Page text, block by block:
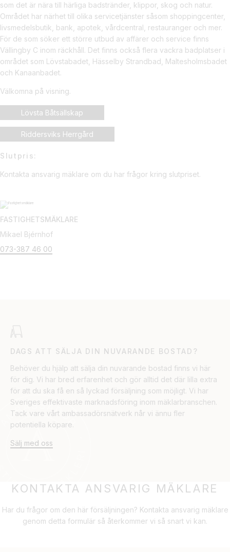
som det är nära till härliga badstränder, klippor, skog och natur.
Området har närhet till olika servicetjänster såsom shoppingcenter,
livsmedelsbutik, bank, apotek, vårdcentral, restauranger och mer.
För de som söker ett större utbud av affärer och service finns
Vällingby C inom räckhåll. Det finns också flera vackra badplatser i
området som Lövstabadet, Hässelby Strandbad, Maltesholmsbadet
och Kanaanbadet.
Välkomna på visning.
Lövsta Båtsällskap
Riddersviks Herrgård
Slutpris:
Kontakta ansvarig mäklare om du har frågor kring slutpriset.
FASTIGHETSMÄKLARE
Mikael Bjérnhof
073-387 46 00
DAGS ATT SÄLJA DIN NUVARANDE BOSTAD?
Behöver du hjälp att sälja din nuvarande bostad finns vi här
för dig. Vi har bred erfarenhet och gör alltid det där lilla extra
för att du ska få en så lyckad försäljning som möjligt. Vi har
Sveriges effektivaste marknadsföring inom mäklarbranschen.
Tack vare vårt ambassadörsnätverk når vi ännu fler
potentiella köpare.
Sälj med oss
KONTAKTA ANSVARIG MÄKLARE
Har du frågor om den här försäljningen? Kontakta ansvarig mäklare
genom detta formulär så återkommer vi så snart vi kan.